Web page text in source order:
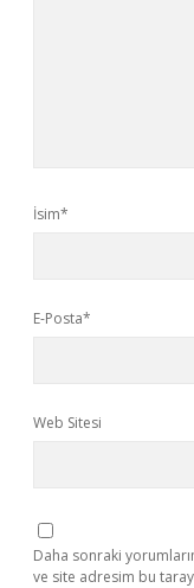
İsim*
E-Posta*
Web Sitesi
Daha sonraki
ve site adresim bu